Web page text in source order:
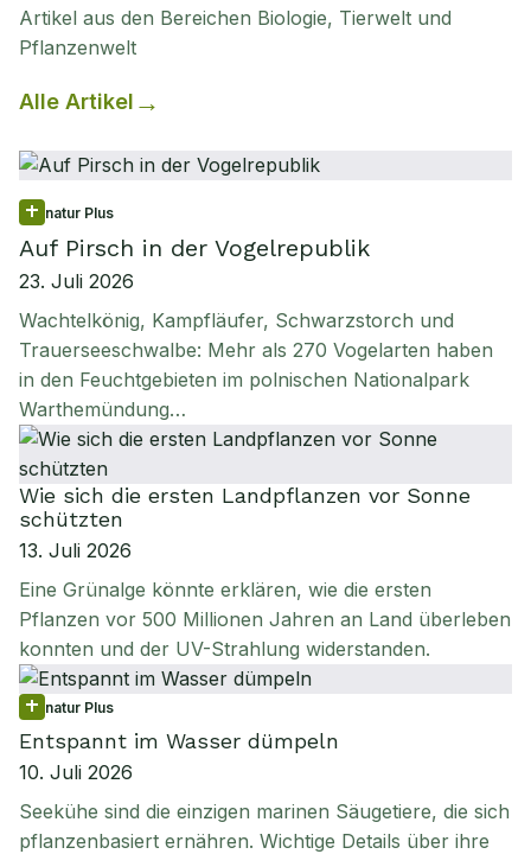
Artikel aus den Bereichen Biologie, Tierwelt und
Pflanzenwelt
Alle Artikel
natur Plus
Auf Pirsch in der Vogelrepublik
23. Juli 2026
Wachtelkönig, Kampfläufer, Schwarzstorch und
Trauerseeschwalbe: Mehr als 270 Vogelarten haben
in den Feuchtgebieten im polnischen Nationalpark
Warthemündung…
Wie sich die ersten Landpflanzen vor Sonne
schützten
13. Juli 2026
Eine Grünalge könnte erklären, wie die ersten
Pflanzen vor 500 Millionen Jahren an Land überleben
konnten und der UV-Strahlung widerstanden.
natur Plus
Entspannt im Wasser dümpeln
10. Juli 2026
Seekühe sind die einzigen marinen Säugetiere, die sich
pflanzenbasiert ernähren. Wichtige Details über ihre